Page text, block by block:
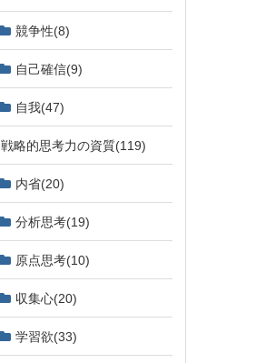
競争性(8)
自己確信(9)
自我(47)
戦略的思考力の資質(119)
内省(20)
分析思考(19)
原点思考(10)
収集心(20)
学習欲(33)